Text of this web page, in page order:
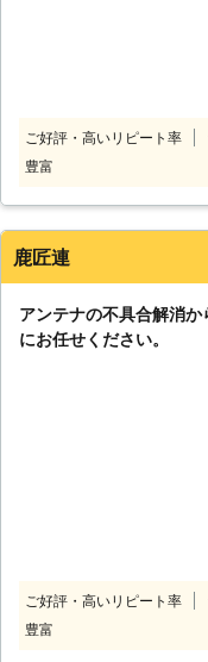
ご好評・高いリピート率
豊富
鹿匠連
アンテナの不具合解消
にお任せください。
ご好評・高いリピート率
豊富